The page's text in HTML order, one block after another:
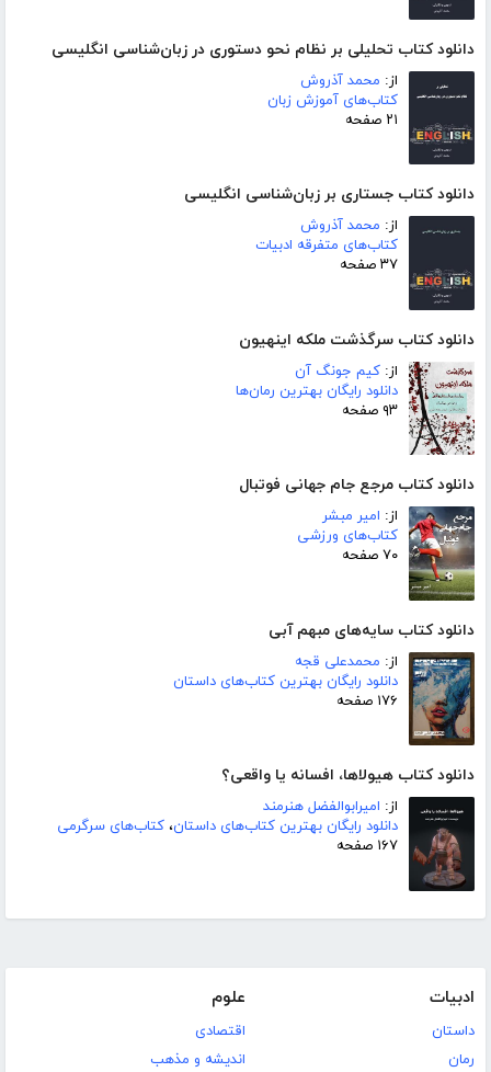
دانلود کتاب تحلیلی بر نظام نحو دستوری در زبان‌شناسی انگلیسی
از: محمد آذروش
کتاب‌های آموزش زبان
۲۱ صفحه
دانلود کتاب جستاری بر زبان‌شناسی انگلیسی
از: محمد آذروش
کتاب‌های متفرقه ادبیات
۳۷ صفحه
دانلود کتاب سرگذشت ملکه اینهیون
از: کیم جونگ آن
دانلود رایگان بهترین رمان‌ها
۹۳ صفحه
دانلود کتاب مرجع جام جهانی فوتبال
از: امیر مبشر
کتاب‌های ورزشی
۷۰ صفحه
دانلود کتاب سایه‌های مبهم آبی
از: محمدعلی قجه
دانلود رایگان بهترین کتاب‌های داستان
۱۷۶ صفحه
دانلود کتاب هیولاها، افسانه یا واقعی؟
از: امیرابوالفضل هنرمند
دانلود رایگان بهترین کتاب‌های داستان، کتاب‌های سرگرمی
۱۶۷ صفحه
ادبیات
داستان
رمان
علوم
اقتصادی
اندیشه و مذهب